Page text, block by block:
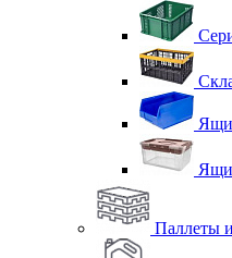
Паллеты